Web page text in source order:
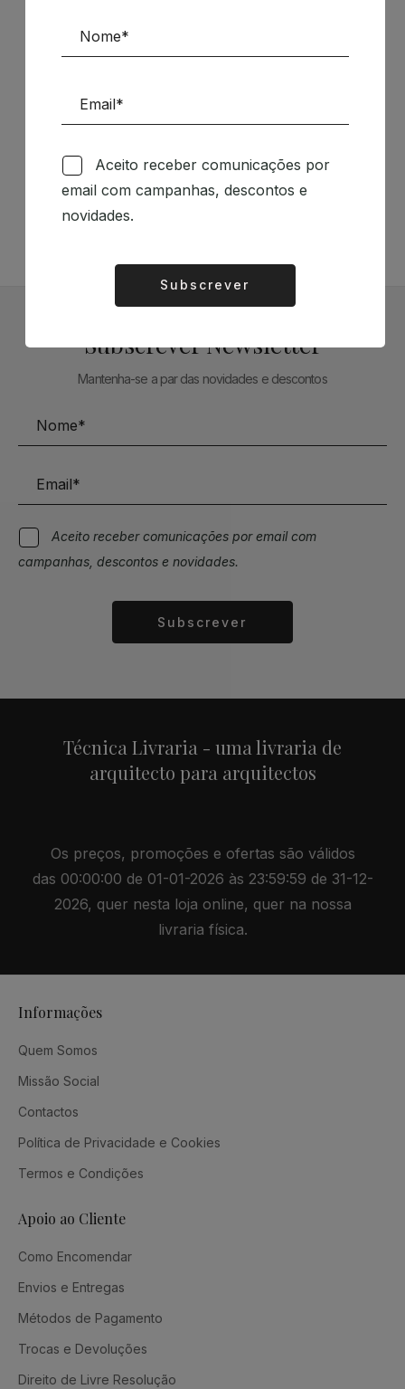
Siga-nos nas Redes Sociais
Subscrever Newsletter
Mantenha-se a par das novidades e descontos
Aceito receber comunicações por email com
campanhas, descontos e novidades.
Subscrever
Técnica Livraria - uma livraria de
arquitecto para arquitectos
Os preços, promoções e ofertas são válidos
das 00:00:00 de 01-01-2026 às 23:59:59 de 31-12-
2026, quer nesta loja online, quer na nossa
livraria física.
Informações
Quem Somos
Missão Social
Contactos
Política de Privacidade e Cookies
Termos e Condições
Apoio ao Cliente
Como Encomendar
Envios e Entregas
Métodos de Pagamento
Trocas e Devoluções
Direito de Livre Resolução
Aceito receber comunicações por
email com campanhas, descontos e
novidades.
Subscrever